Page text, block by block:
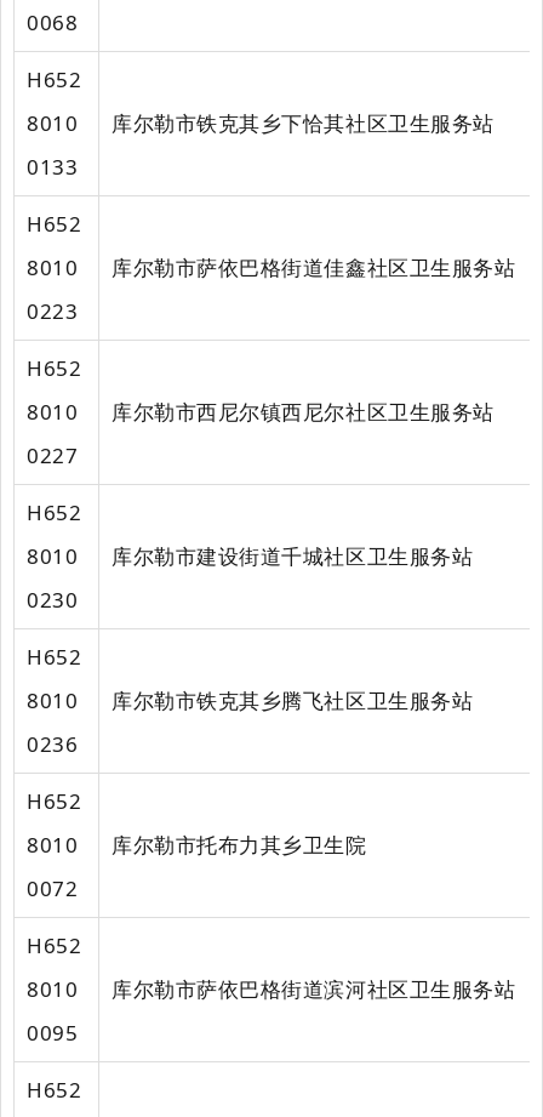
0068
H652
8010
0133
库尔勒市铁克其乡下恰其社区卫生服务站
H652
8010
0223
库尔勒市萨依巴格街道佳鑫社区卫生服务站
H652
8010
0227
库尔勒市西尼尔镇西尼尔社区卫生服务站
H652
8010
0230
库尔勒市建设街道千城社区卫生服务站
H652
8010
0236
库尔勒市铁克其乡腾飞社区卫生服务站
H652
8010
0072
库尔勒市托布力其乡卫生院
H652
8010
0095
库尔勒市萨依巴格街道滨河社区卫生服务站
H652